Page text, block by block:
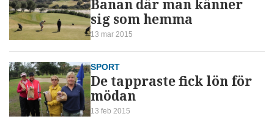
Banan där man känner
sig som hemma
13 mar 2015
SPORT
De tappraste fick lön för
mödan
13 feb 2015